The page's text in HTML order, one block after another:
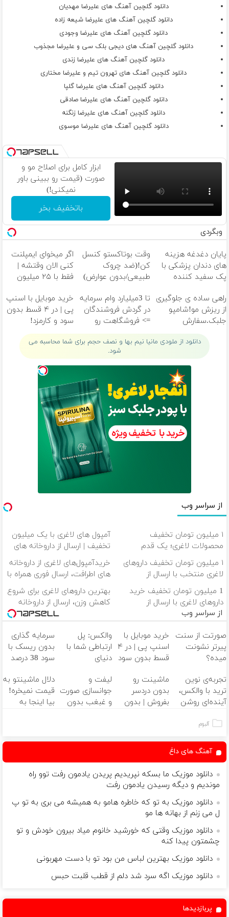
حسم از چشام معلومه
هرکسی یه بار تورو دیده
بم بهم میگن عشقت چه خانومه
حالا بخوای نخوای یارتم
دلدار و هوادارتم
عشق جذاب منی
میدونی گرفتارتم
آره دنیامی
همونی که میخوامی
حالمو خوب میکنی
وقتی که باهامی
دانلود گلچین آهنگ های علیرضا مهدیان
دانلود گلچین آهنگ های علیرضا شیعه زاده
دانلود گلچین آهنگ های علیرضا وجودی
دانلود گلچین آهنگ های دیجی بلک سی و علیرضا مجذوب
دانلود گلچین آهنگ های علیرضا زندی
دانلود گلچین آهنگ های تهرون تیم و علیرضا مختاری
دانلود گلچین آهنگ های علیرضا گلپا
دانلود گلچین آهنگ های علیرضا صادقی
دانلود گلچین آهنگ های علیرضا زنگنه
دانلود گلچین آهنگ های علیرضا موسوی
ابزار کامل برای اصلاح مو و
صورت (قیمت رو ببینی باور
نمیکنی!)
باتخفیف بخر
وبگردی
پایان دغدغه هزینه
های دندان پزشکی با
پک سفید کننده
وقت بوتاکستو کنسل
کن!(ضد چروک
طبیعی/بدون عوارض)
اگر میخوای ایمپلنت
کنی الان وقتشه |
فقط با ۲۵ میلیون
راهی ساده ی جلوگیری
از ریزش مو!شامپو
جلبک.سفارش
تا 3میلیارد وام سرمایه
در گردش فروشندگان
=> فروشگاهت رو
ثبت کن
خرید موبایل با اسنپ
پی | در ۴ قسط بدون
سود و کارمزد!
دانلود از ملودی مانیا نیم بها و نصف حجم برای شما محاسبه می
شود.
از سراسر وب
۱ میلیون تومان تخفیف
محصولات لاغری؛ یک قدم
نزدیک‌تر به شروع کاهش وزن
آمپول های لاغری با یک میلیون
تخفیف | ارسال از داروخانه های
معتبر
۱ میلیون تومان تخفیف داروهای
لاغری منتخب با ارسال از
داروخانه نزدیکت
خریدآمپول‌های لاغری از داروخانه
های اطرافت، ارسال فوری همراه با
1 میلیون تومان تخفیف خرید
داروهای لاغری با ارسال از
داروخانه و پک یخ!
بهترین داروهای لاغری برای شروع
کاهش وزن، ارسال از داروخانه
از سراسر وب
صورتت از سنت
پیرتر نشونت
میده؟
می‌گردونه 🔰
خرید موبایل با
اسنپ پی | در ۴
قسط بدون سود
والکس: پل
ارتباطی شما با
دنیای
دیجیتال
سرمایه گذاری
بدون ریسک با
سود 38 درصد
تجربه‌ی نوین
ترید با والکس،
آینده‌ای روشن
شماست
ماشینت رو
بدون دردسر
بفروش | بدون
لیفت و
جوانسازی صورت
و غبغب بدون
دلال ماشینتو به
قیمت نمیخره!
بیا اینجا به
آلبوم
آهنگ های داغ
دانلود موزیک ما بسکه نپریدیم پریدن یادمون رفت توو راه
موندیم و دیگه رسیدن یادمون رفت
دانلود موزیک به تو که خاطره هامو به همیشه می بری به تو پ
ل می زنم از بهانه ها مو
دانلود موزیک وقتی که خورشید خانوم میاد بیرون خودش و تو
چشمتون پیدا کنه
دانلود موزیک بهترین لباس من بود تو با دست مهربونی
دانلود موزیک اگه سرد شد دلم از قطب قلبت حبس
پربازدیدها